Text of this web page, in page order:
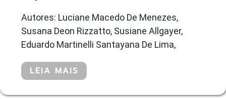
Autores: Luciane Macedo De Menezes,
Susana Deon Rizzatto, Susiane Allgayer,
Eduardo Martinelli Santayana De Lima,
LEIA MAIS